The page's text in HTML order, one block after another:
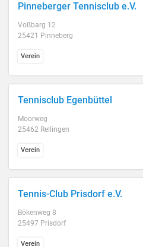
Pinneberger Tennisclub e.V.
Voßbarg 12
25421 Pinneberg
Verein
Tennisclub Egenbüttel
Moorweg
25462 Rellingen
Verein
Tennis-Club Prisdorf e.V.
Bökenweg 8
25497 Prisdorf
Verein